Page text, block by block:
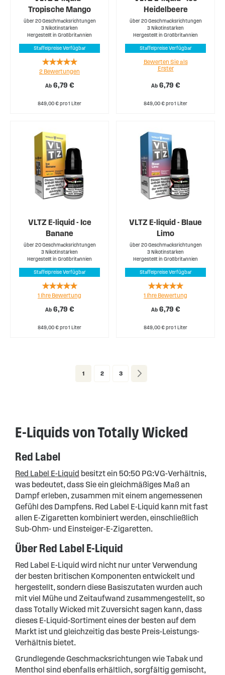
Tropische Mango
über 20 Geschmacksrichtungen
3 Nikotinstärken
Hergestellt in Großbritannien
Staffelpreise Verfügbar
Ab 6,79 €
Rating:
100%
2 Bewertungen
849,00 € pro 1 Liter
Heidelbeere
über 20 Geschmacksrichtungen
3 Nikotinstärken
Hergestellt in Großbritannien
Staffelpreise Verfügbar
Ab 6,79 €
Bewerten Sie als
Erster
849,00 € pro 1 Liter
VLTZ E-liquid - Ice
Banane
über 20 Geschmacksrichtungen
3 Nikotinstärken
Hergestellt in Großbritannien
Staffelpreise Verfügbar
Ab 6,79 €
Rating:
100%
1 Ihre Bewertung
849,00 € pro 1 Liter
VLTZ E-liquid - Blaue
Limo
über 20 Geschmacksrichtungen
3 Nikotinstärken
Hergestellt in Großbritannien
Staffelpreise Verfügbar
Ab 6,79 €
Rating:
100%
1 Ihre Bewertung
849,00 € pro 1 Liter
Page
You're currently reading page
1 Page
2 Page
3
E-Liquids von Totally Wicked
Red Label
Red Label E-Liquid besitzt ein 50:50 PG:VG-Verhältnis,
was bedeutet, dass Sie ein gleichmäßiges Maß an
Dampf erleben, zusammen mit einem angemessenen
Gefühl des Dampfens. Red Label E-Liquid kann mit fast
allen E-Zigaretten kombiniert werden, einschließlich
Sub-Ohm- und Einsteiger-E-Zigaretten.
Über Red Label E-Liquid
Red Label E-Liquid wird nicht nur unter Verwendung
der besten britischen Komponenten entwickelt und
hergestellt, sondern diese Basiszutaten wurden auch
mit viel Mühe und Zeitaufwand zusammengestellt, so
dass Totally Wicked mit Zuversicht sagen kann, dass
dieses E-Liquid-Sortiment eines der besten auf dem
Markt ist und gleichzeitig das beste Preis-Leistungs-
Verhältnis bietet.
Grundlegende Geschmacksrichtungen wie Tabak und
Menthol sind ebenfalls erhältlich, sorgfältig gemischt,